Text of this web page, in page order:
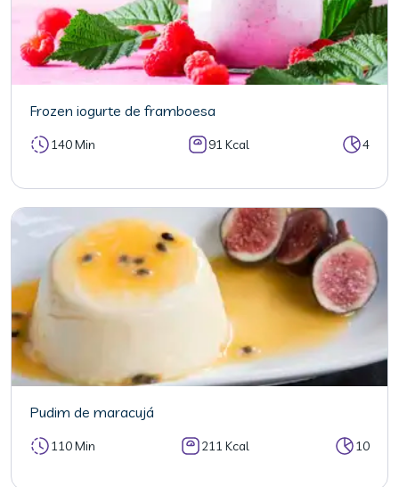
Frozen iogurte de framboesa
140 Min 91 Kcal 4
Pudim de maracujá
110 Min 211 Kcal 10